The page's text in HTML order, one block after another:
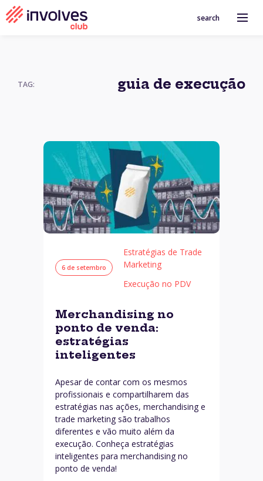
search
TAG: guia de execução
6 de setembro
Estratégias de Trade
Marketing
Execução no PDV
Merchandising no
ponto de venda:
estratégias
inteligentes
Apesar de contar com os mesmos
profissionais e compartilharem das
estratégias nas ações, merchandising e
trade marketing são trabalhos
diferentes e vão muito além da
execução. Conheça estratégias
inteligentes para merchandising no
ponto de venda!